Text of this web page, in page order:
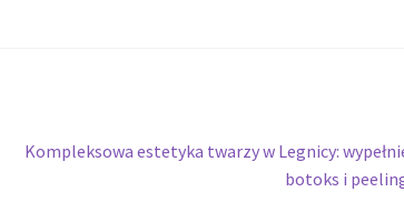
Następny
Kompleksowa estetyka twarzy w Legnicy:
botoks i